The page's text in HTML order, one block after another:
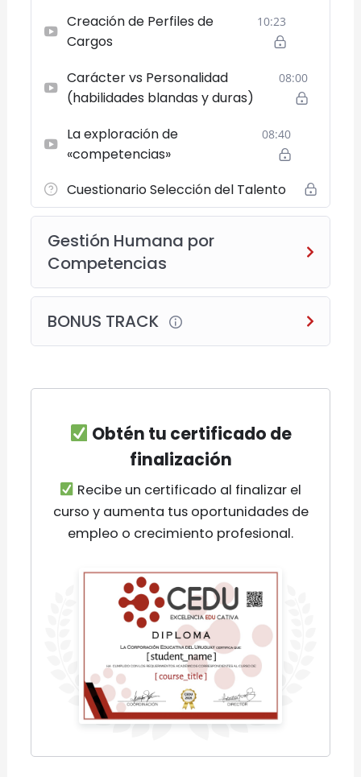
aprendizaje, optimizando el tiempo y
facilitando la conciliación con otras
actividades.
Objetivos del Curso
El principal objetivo del taller es dotar a los
estudiantes de habilidades prácticas y de
administración de recursos humanos
específicamente en lo que refiere a los
procesos de Selección. Es una introducción
hacia una profesión muy vigente vinculada a
la gestión humana y relaciones laborales.
Requisitos de Ingreso
Ninguno específico
Certificación
los estudiantes podrán descargar el
Certificado correspondiente al Taller que
incluye un QR de verificación de la emisión en
nuestro Instituto.
Contenido Académico del Taller
Capital Humano
Este módulo ofrece herramientas para la
selección de personal, incluyendo las etapas
del proceso de reclutamiento y selección, así
como técnicas de integración de los recursos
humanos dentro de la empresa.
Liderazgo y Gestión por Competencias
Creación de Perfiles de
Cargos
10:23
Carácter vs Personalidad
(habilidades blandas y duras)
08:00
La exploración de
«competencias»
08:40
Cuestionario Selección del Talento
Gestión Humana por
Competencias
BONUS TRACK
Obtén tu certificado de
finalización
Recibe un certificado al finalizar el
curso y aumenta tus oportunidades de
empleo o crecimiento profesional.